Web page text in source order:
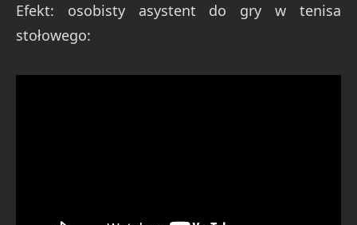
Efekt: osobisty asystent do gry w tenisa
stołowego: